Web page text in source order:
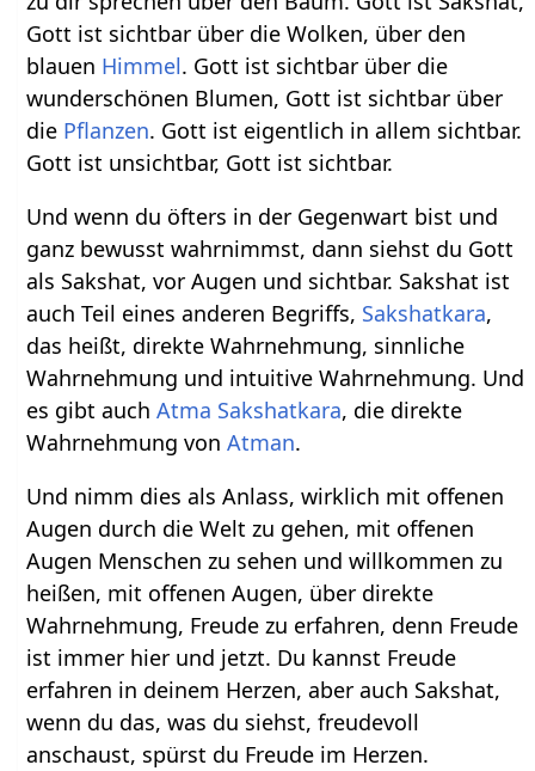
Gott ist sichtbar über die Wolken, über den
blauen Himmel. Gott ist sichtbar über die
wunderschönen Blumen, Gott ist sichtbar über
die Pflanzen. Gott ist eigentlich in allem sichtbar.
Gott ist unsichtbar, Gott ist sichtbar.
Und wenn du öfters in der Gegenwart bist und
ganz bewusst wahrnimmst, dann siehst du Gott
als Sakshat, vor Augen und sichtbar. Sakshat ist
auch Teil eines anderen Begriffs, Sakshatkara,
das heißt, direkte Wahrnehmung, sinnliche
Wahrnehmung und intuitive Wahrnehmung. Und
es gibt auchAtma Sakshatkara, die direkte
Wahrnehmung vonAtman.
Und nimm dies als Anlass, wirklich mit offenen
Augen durch die Welt zu gehen, mit offenen
Augen Menschen zu sehen und willkommen zu
heißen, mit offenen Augen, über direkte
Wahrnehmung, Freude zu erfahren, denn Freude
ist immer hier und jetzt. Du kannst Freude
erfahren in deinem Herzen, aber auch Sakshat,
wenn du das, was du siehst, freudevoll
anschaust, spürst du Freude im Herzen.